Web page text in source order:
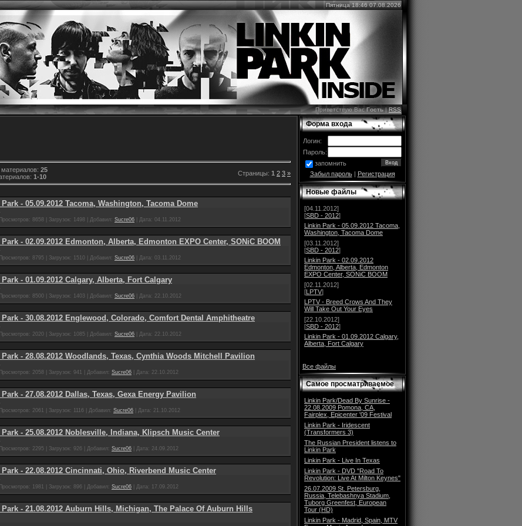
Пятница 18:46 07.08.2026
Приветствую ВасГость|RSS
материалов: 25
1-10 Страницы: 1 2 3 »
- 05.09.2012 Tacoma, Washington, Tacoma Dome
Просмотров: 8658 Загрузок: 1498 Добавил: Sucre06 Дата: 04.11.2012
- 02.09.2012 Edmonton, Alberta, Edmonton EXPO Center, SONiC BOOM
Просмотров: 8795 Загрузок: 1510 Добавил: Sucre06 Дата: 03.11.2012
- 01.09.2012 Calgary, Alberta, Fort Calgary
Просмотров: 8500 Загрузок: 1403 Добавил: Sucre06 Дата: 22.10.2012
- 30.08.2012 Englewood, Colorado, Comfort Dental Amphitheatre
Просмотров: 2020 Загрузок: 1085 Добавил: Sucre06 Дата: 22.10.2012
- 28.08.2012 Woodlands, Texas, Cynthia Woods Mitchell Pavilion
Просмотров: 2058 Загрузок: 941 Добавил: Sucre06 Дата: 22.10.2012
- 27.08.2012 Dallas, Texas, Gexa Energy Pavilion
Просмотров: 2061 Загрузок: 1116 Добавил: Sucre06 Дата: 21.10.2012
- 25.08.2012 Noblesville, Indiana, Klipsch Music Center
Просмотров: 2295 Загрузок: 926 Добавил: Sucre06 Дата: 24.09.2012
- 22.08.2012 Cincinnati, Ohio, Riverbend Music Center
Просмотров: 1981 Загрузок: 896 Добавил: Sucre06 Дата: 17.09.2012
Park - 21.08.2012 Auburn Hills, Michigan, The Palace Of Auburn Hills
Форма входа
Логин:
Пароль:
запомнить
Забыл пароль| Регистрация
Новые файлы
[04.11.2012]
[SBD - 2012]
Linkin Park - 05.09.2012 Tacoma,
Washington, Tacoma Dome
[03.11.2012]
[SBD - 2012]
Linkin Park - 02.09.2012
Edmonton, Alberta, Edmonton
EXPO Center, SONiC BOOM
[02.11.2012]
[LPTV]
LPTV - Breed Crows And They
Will Take Out Your Eyes
[22.10.2012]
[SBD - 2012]
Linkin Park - 01.09.2012 Calgary,
Alberta, Fort Calgary
Все файлы
Самое просматриваемое
Linkin Park/Dead By Sunrise -
22.08.2009 Pomona, CA,
Fairplex, Epicenter '09 Festival
Linkin Park - Iridescent
(Transformers 3)
The Russian President listens to
Linkin Park
Linkin Park - Live In Texas
Linkin Park - DVD "Road To
Revolution: Live At Milton Keynes"
26.07.2009 St. Petersburg,
Russia, Telebashnya Stadium,
Tuborg Greenfest, European
Tour (HD)
Linkin Park - Madrid, Spain, MTV